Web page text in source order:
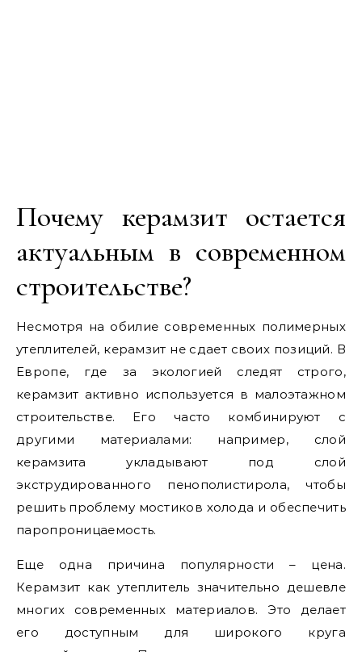
Почему керамзит остается
актуальным в современном
строительстве?
Несмотря на обилие современных полимерных
утеплителей, керамзит не сдает своих позиций. В
Европе, где за экологией следят строго,
керамзит активно используется в малоэтажном
строительстве. Его часто комбинируют с
другими материалами: например, слой
керамзита укладывают под слой
экструдированного пенополистирола, чтобы
решить проблему мостиков холода и обеспечить
паропроницаемость.
Еще одна причина популярности – цена.
Керамзит как утеплитель значительно дешевле
многих современных материалов. Это делает
его доступным для широкого круга